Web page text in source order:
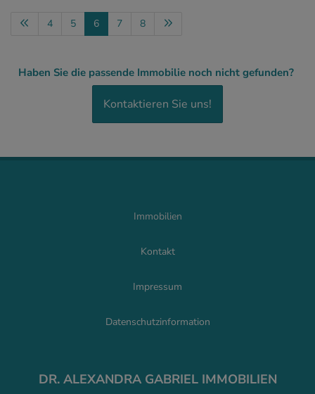
4 5 6 7 8
Haben Sie die passende Immobilie noch nicht gefunden?
Kontaktieren Sie uns!
Immobilien
Kontakt
Impressum
Datenschutzinformation
DR. ALEXANDRA GABRIEL IMMOBILIEN